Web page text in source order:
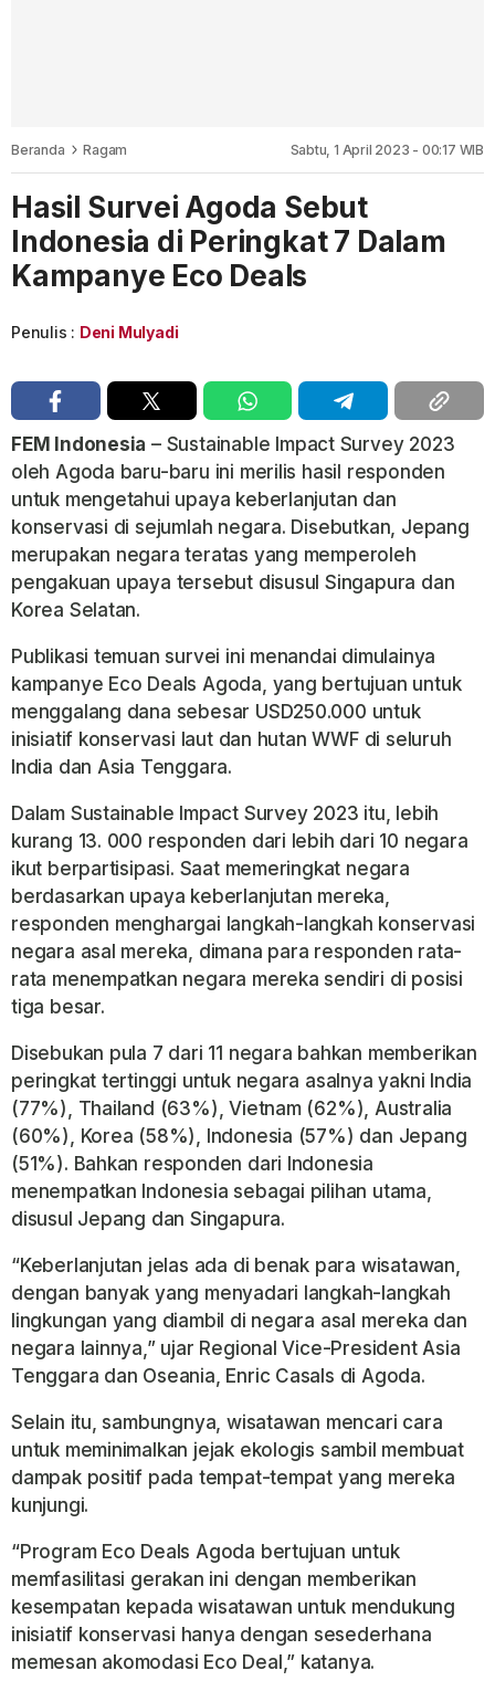
Beranda Ragam Sabtu, 1 April 2023 - 00:17 WIB
Hasil Survei Agoda Sebut
Indonesia di Peringkat 7 Dalam
Kampanye Eco Deals
Penulis : Deni Mulyadi
FEM Indonesia – Sustainable Impact Survey 2023
oleh Agoda baru-baru ini merilis hasil responden
untuk mengetahui upaya keberlanjutan dan
konservasi di sejumlah negara. Disebutkan, Jepang
merupakan negara teratas yang memperoleh
pengakuan upaya tersebut disusul Singapura dan
Korea Selatan.
Publikasi temuan survei ini menandai dimulainya
kampanye Eco Deals Agoda, yang bertujuan untuk
menggalang dana sebesar USD250.000 untuk
inisiatif konservasi laut dan hutan WWF di seluruh
India dan Asia Tenggara.
Dalam Sustainable Impact Survey 2023 itu, lebih
kurang 13. 000 responden dari lebih dari 10 negara
ikut berpartisipasi. Saat memeringkat negara
berdasarkan upaya keberlanjutan mereka,
responden menghargai langkah-langkah konservasi
negara asal mereka, dimana para responden rata-
rata menempatkan negara mereka sendiri di posisi
tiga besar.
Disebukan pula 7 dari 11 negara bahkan memberikan
peringkat tertinggi untuk negara asalnya yakni India
(77%), Thailand (63%), Vietnam (62%), Australia
(60%), Korea (58%), Indonesia (57%) dan Jepang
(51%). Bahkan responden dari Indonesia
menempatkan Indonesia sebagai pilihan utama,
disusul Jepang dan Singapura.
“Keberlanjutan jelas ada di benak para wisatawan,
dengan banyak yang menyadari langkah-langkah
lingkungan yang diambil di negara asal mereka dan
negara lainnya,” ujar Regional Vice-President Asia
Tenggara dan Oseania, Enric Casals di Agoda.
Selain itu, sambungnya, wisatawan mencari cara
untuk meminimalkan jejak ekologis sambil membuat
dampak positif pada tempat-tempat yang mereka
kunjungi.
“Program Eco Deals Agoda bertujuan untuk
memfasilitasi gerakan ini dengan memberikan
kesempatan kepada wisatawan untuk mendukung
inisiatif konservasi hanya dengan sesederhana
memesan akomodasi Eco Deal,” katanya.